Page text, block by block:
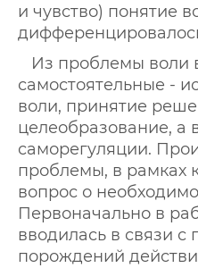
и чувство) понятие
Из проблемы воли
самостоятельные -
воли, принятие
целеобразование, а
саморегуляции.
проблемы, в рамках
вопрос о
Первоначально в
вводилась в связи с
порождений